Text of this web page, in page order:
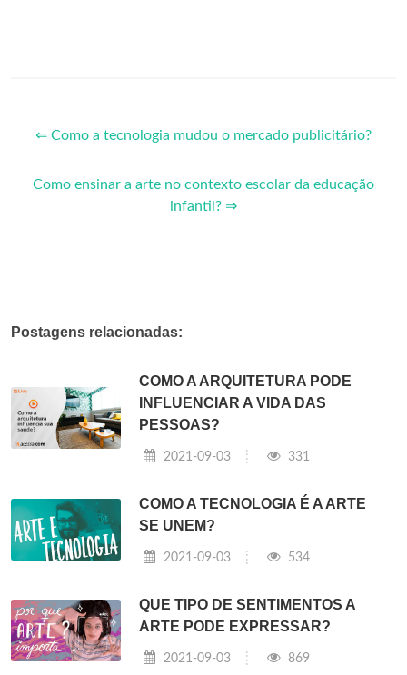
⇐ Como a tecnologia mudou o mercado publicitário?
Como ensinar a arte no contexto escolar da educação
infantil? ⇒
Postagens relacionadas:
COMO A ARQUITETURA PODE
INFLUENCIAR A VIDA DAS
PESSOAS?
2021-09-03 331
COMO A TECNOLOGIA É A ARTE
SE UNEM?
2021-09-03 534
QUE TIPO DE SENTIMENTOS A
ARTE PODE EXPRESSAR?
2021-09-03 869